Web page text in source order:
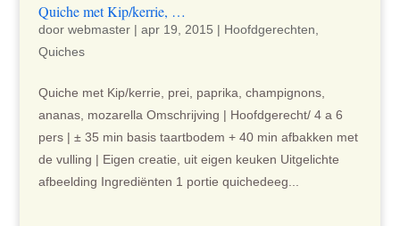
Quiche met Kip/kerrie, …
door webmaster| apr 19, 2015 | Hoofdgerechten
Quiches
Quiche met Kip/kerrie, prei, paprika, champignons,
ananas, mozarella Omschrijving | Hoofdgerecht/ 4 a 6
pers | ± 35 min basis taartbodem + 40 min afbakken met
de vulling | Eigen creatie, uit eigen keuken Uitgelichte
afbeelding Ingrediënten 1 portie quichedeeg...